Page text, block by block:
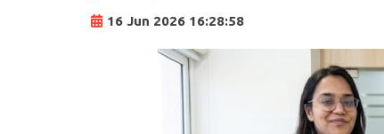
16 Jun 2026 16:28:58